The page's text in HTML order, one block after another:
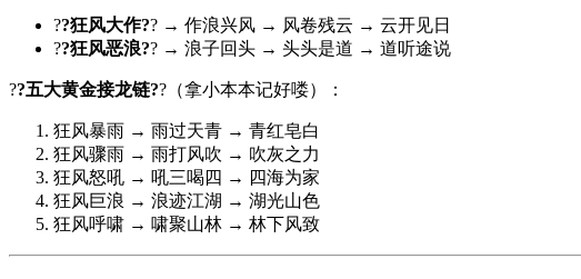
??狂风大作?? → 作浪兴风 → 风卷残云 → 云开见日
??狂风恶浪?? → 浪子回头 → 头头是道 → 道听途说
??五大黄金接龙链??（拿小本本记好喽）：
狂风暴雨 → 雨过天青 → 青红皂白
狂风骤雨 → 雨打风吹 → 吹灰之力
狂风怒吼 → 吼三喝四 → 四海为家
狂风巨浪 → 浪迹江湖 → 湖光山色
狂风呼啸 → 啸聚山林 → 林下风致